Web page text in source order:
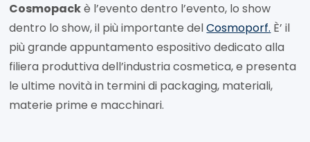
Cosmopackè l’evento dentro l’evento, lo show
dentro lo show, il più importante delCosmoporf. È’ il
più grande appuntamento espositivo dedicato alla
filiera produttiva dell’industria cosmetica, e presenta
le ultime novità in termini di packaging, materiali,
materie prime e macchinari.